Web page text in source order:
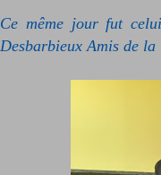
Ce même jour fut celui
Desbarbieux Amis de